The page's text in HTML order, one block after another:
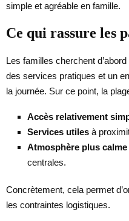
simple et agréable en famille.
Ce qui rassure les
Les familles cherchent
des services pratiques et un
la journée. Sur ce point, la
Accès relativement
Services utiles à
Atmosphère plus calme
centrales.
Concrètement, cela permet
les contraintes logistiques.